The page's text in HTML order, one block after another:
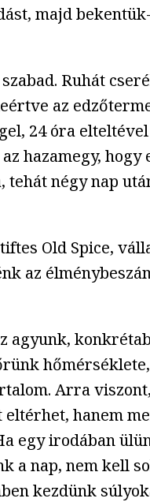
majd
Ruhát
az
24 óra
hazamegy, hogy
négy nap
Old Spice,
az
agyunk,
Arra
hanem
egy irodában
a nap, nem kell
kezdünk